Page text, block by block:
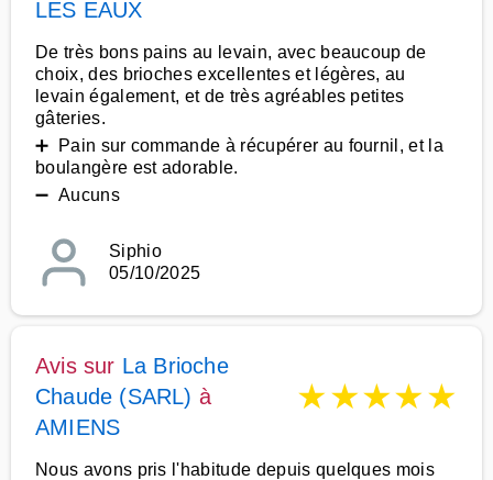
LES EAUX
De très bons pains au levain, avec beaucoup de
choix, des brioches excellentes et légères, au
levain également, et de très agréables petites
gâteries.
➕ Pain sur commande à récupérer au fournil, et la
boulangère est adorable.
➖ Aucuns
Siphio
05/10/2025
Avis sur La Brioche
Chaude (SARL) à
AMIENS
★★★★★
Nous avons pris l'habitude depuis quelques mois